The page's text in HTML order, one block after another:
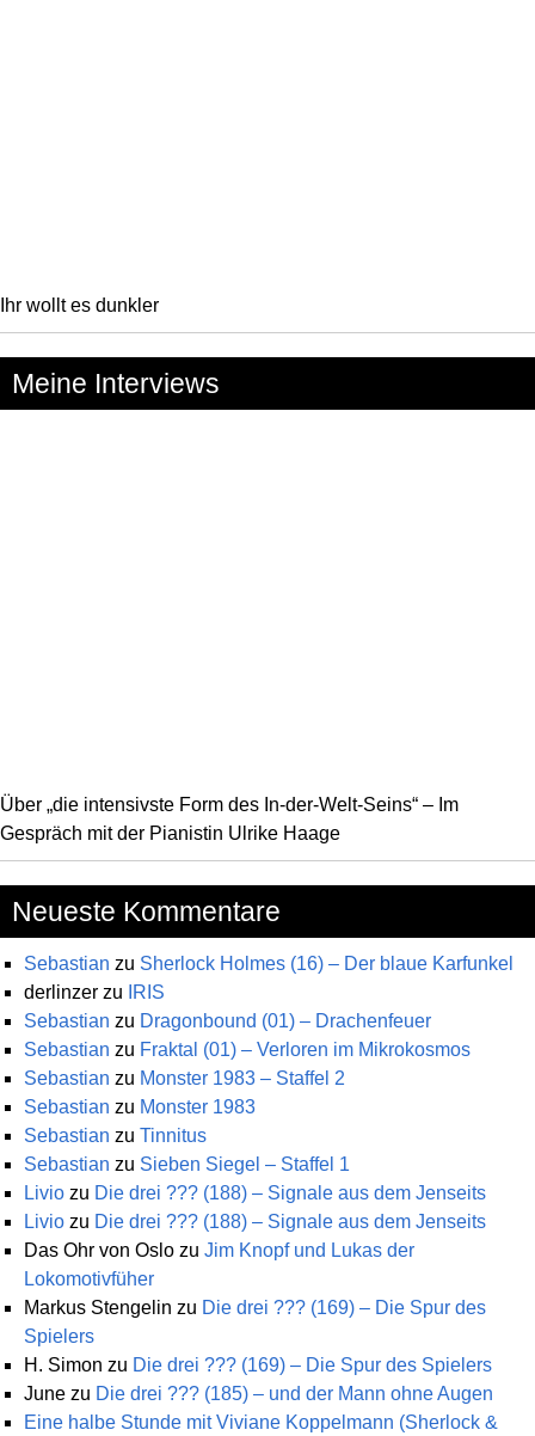
Ihr wollt es dunkler
Meine Interviews
Über „die intensivste Form des In-der-Welt-Seins“ – Im
Gespräch mit der Pianistin Ulrike Haage
Neueste Kommentare
Sebastian zu Sherlock Holmes (16) – Der blaue Karfunkel
derlinzer zu
IRIS
Sebastian zu Dragonbound (01) – Drachenfeuer
Sebastian zu Fraktal (01) – Verloren im Mikrokosmos
Sebastian zu Monster 1983 – Staffel 2
Sebastian zu Monster 1983
Sebastian zu Tinnitus
Sebastian zu Sieben Siegel – Staffel 1
Livio zu Die drei ??? (188) – Signale aus dem Jenseits
Livio zu Die drei ??? (188) – Signale aus dem Jenseits
Das Ohr von Oslo zu Jim Knopf und Lukas der
Lokomotivfüher
Markus Stengelin zu Die drei ??? (169) – Die Spur des
Spielers
H. Simon zu Die drei ??? (169) – Die Spur des Spielers
June zu Die drei ??? (185) – und der Mann ohne Augen
Eine halbe Stunde mit Viviane Koppelmann (Sherlock &